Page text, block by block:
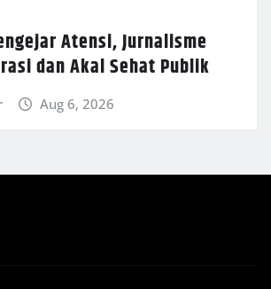
Atensi, Jurnalisme
dan Akal Sehat Publik
Aug 6, 2026